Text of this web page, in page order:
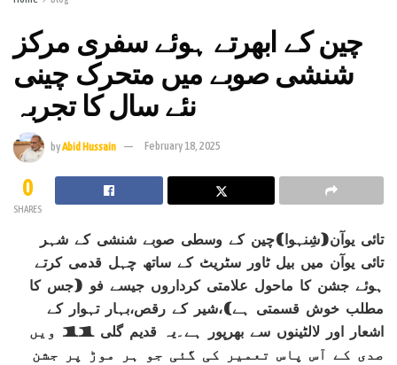
چین کے ابھرتے ہوئے سفری مرکز
شنشی صوبے میں متحرک چینی
نئے سال کا تجربہ
byAbid Hussain February 18, 2025
0
SHARES
تائی یوآن(شِنہوا)چین کے وسطی صوبے شنشی کے شہر
تائی یوآن میں بیل ٹاور سٹریٹ کے ساتھ چہل قدمی کرتے
ہوئے جشن کا ماحول علامتی کرداروں جیسے فو (جس کا
مطلب خوش قسمتی ہے)،شیر کے رقص،بہار تہوار کے
اشعار اور لالٹینوں سے بھرپور ہے۔یہ قدیم گلی 11 ویں
صدی کے آس پاس تعمیر کی گئی جو ہر موڑ پر جشن